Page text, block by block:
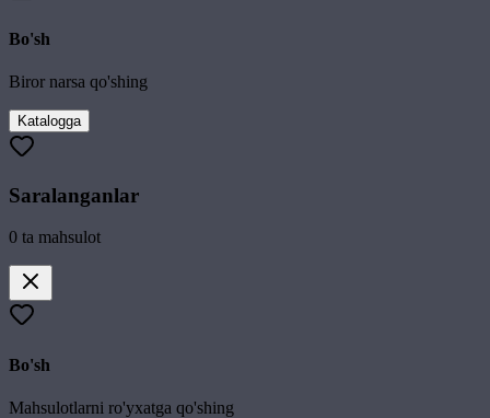
Bo'sh
Biror narsa qo'shing
Katalogga
Saralanganlar
0 ta mahsulot
Bo'sh
Mahsulotlarni ro'yxatga qo'shing